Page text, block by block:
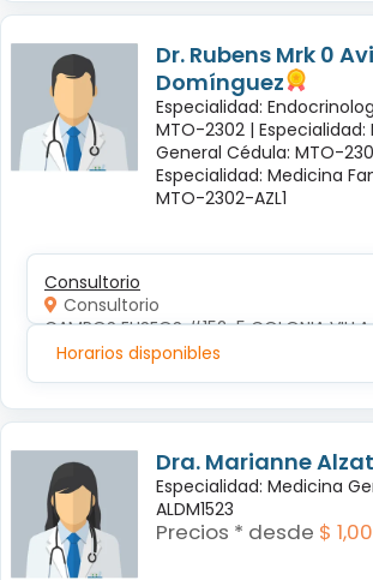
Dr. Rubens Mrk 0
Domínguez
Especialidad:
MTO-2302 | Especialidad:
General Cédula: MTO-
Especialidad: Medicina
MTO-2302-AZL1
Consultorio
Consultorio
CAMPOS ELISEOS #152-5 COLONIA VILLA
Horarios disponibles
Dra. Marianne
Especialidad: Medicina
ALDM1523
Precios * desde $